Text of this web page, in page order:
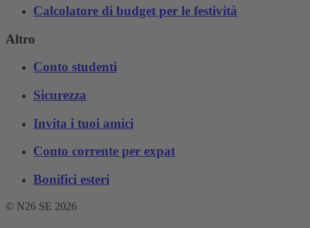
Calcolatore di budget per le festività
Altro
Conto studenti
Sicurezza
Invita i tuoi amici
Conto corrente per expat
Bonifici esteri
© N26 SE 2026